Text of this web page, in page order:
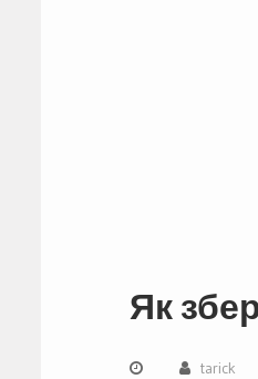
Як
tarick